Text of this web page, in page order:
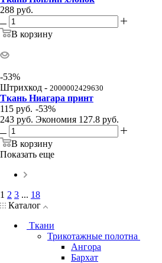
288 руб.
В корзину
-53%
Штрихкод - 2000002429630
Ткань Ниагара принт
115 руб.
243 руб.
-53%
Экономия 127.8 руб.
В корзину
Показать еще
1 2 3 ... 18
Каталог
Ткани
Трикотажные полотна
Ангора
Бархат